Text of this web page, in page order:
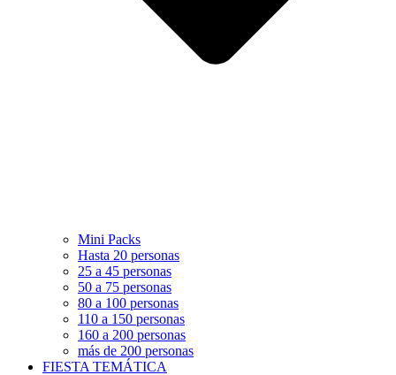
Mini Packs
Hasta 20 personas
25 a 45 personas
50 a 75 personas
80 a 100 personas
110 a 150 personas
160 a 200 personas
más de 200 personas
FIESTA TEMÁTICA